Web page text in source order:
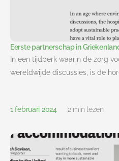
Eerste partnerschap in
In een tijdperk waarin de zorg
wereldwijde discussies, is de
1 februari 2024 2 min lezen